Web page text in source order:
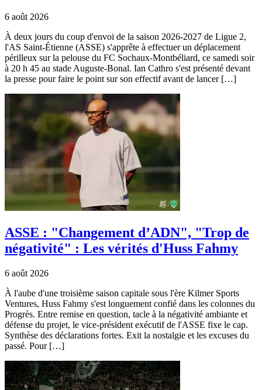
6 août 2026
À deux jours du coup d'envoi de la saison 2026-2027 de Ligue 2,
l'AS Saint-Étienne (ASSE) s'apprête à effectuer un déplacement
périlleux sur la pelouse du FC Sochaux-Montbéliard, ce samedi soir
à 20 h 45 au stade Auguste-Bonal. Ian Cathro s'est présenté devant
la presse pour faire le point sur son effectif avant de lancer […]
ASSE : "Changement d’ADN", "Trop de
négativité" : Les vérités d'Huss Fahmy
6 août 2026
À l'aube d'une troisième saison capitale sous l'ère Kilmer Sports
Ventures, Huss Fahmy s'est longuement confié dans les colonnes du
Progrès. Entre remise en question, tacle à la négativité ambiante et
défense du projet, le vice-président exécutif de l'ASSE fixe le cap.
Synthèse des déclarations fortes. Exit la nostalgie et les excuses du
passé. Pour […]